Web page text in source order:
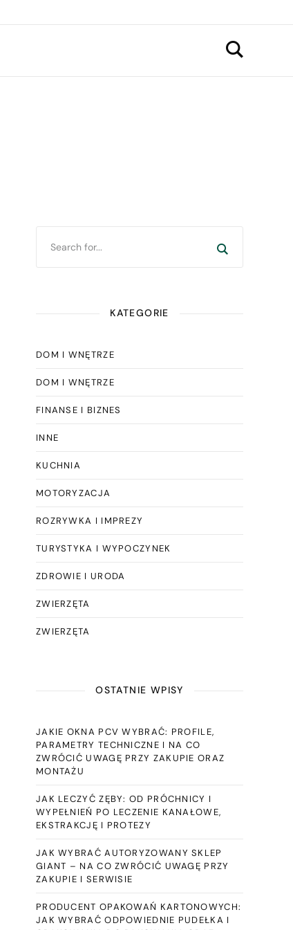
KATEGORIE
DOM I WNĘTRZE
DOM I WNĘTRZE
FINANSE I BIZNES
INNE
KUCHNIA
MOTORYZACJA
ROZRYWKA I IMPREZY
TURYSTYKA I WYPOCZYNEK
ZDROWIE I URODA
ZWIERZĘTA
ZWIERZĘTA
OSTATNIE WPISY
JAKIE OKNA PCV WYBRAĆ: PROFILE,
PARAMETRY TECHNICZNE I NA CO
ZWRÓCIĆ UWAGĘ PRZY ZAKUPIE ORAZ
MONTAŻU
JAK LECZYĆ ZĘBY: OD PRÓCHNICY I
WYPEŁNIEŃ PO LECZENIE KANAŁOWE,
EKSTRAKCJĘ I PROTEZY
JAK WYBRAĆ AUTORYZOWANY SKLEP
GIANT – NA CO ZWRÓCIĆ UWAGĘ PRZY
ZAKUPIE I SERWISIE
PRODUCENT OPAKOWAŃ KARTONOWYCH:
JAK WYBRAĆ ODPOWIEDNIE PUDEŁKA I